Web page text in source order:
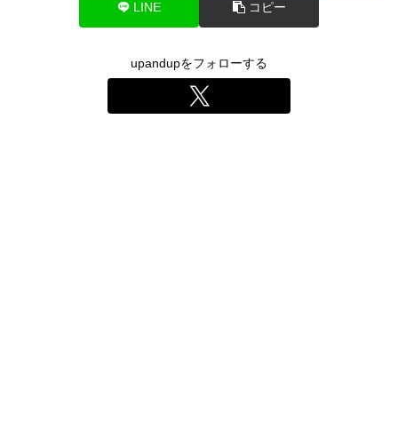
LINE コピー
upandupをフォローする